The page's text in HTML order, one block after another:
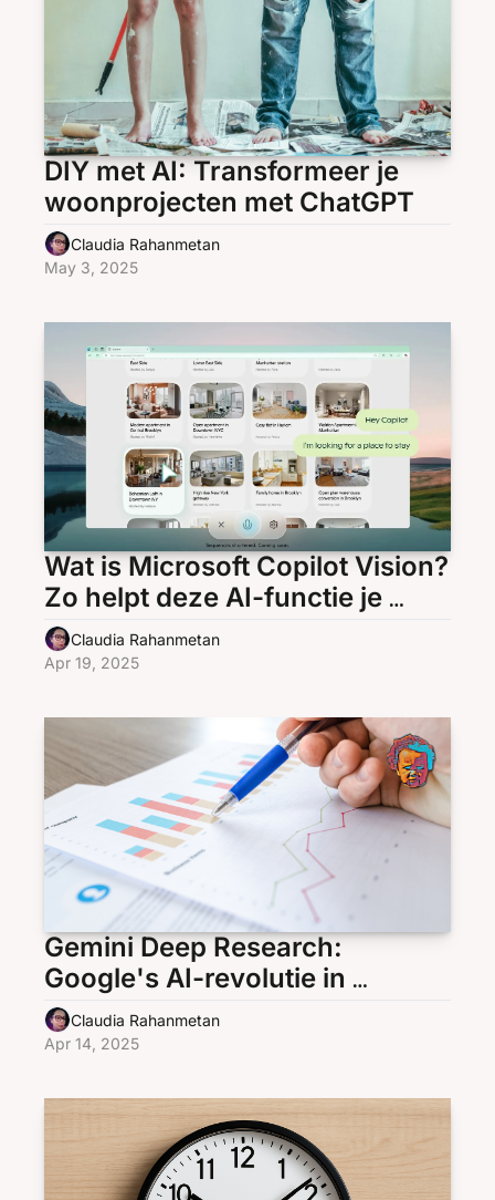
DIY met AI: Transformeer je
woonprojecten met ChatGPT
Claudia Rahanmetan
May 3, 2025
Wat is Microsoft Copilot Vision?
Zo helpt deze AI-functie je
direct op het scherm
Claudia Rahanmetan
Apr 19, 2025
Gemini Deep Research:
Google's AI-revolutie in
informatieverzameling
Claudia Rahanmetan
Apr 14, 2025